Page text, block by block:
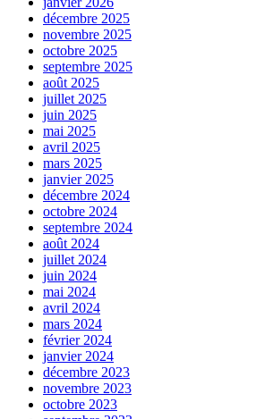
décembre 2025
novembre 2025
octobre 2025
septembre 2025
août 2025
juillet 2025
juin 2025
mai 2025
avril 2025
mars 2025
janvier 2025
décembre 2024
octobre 2024
septembre 2024
août 2024
juillet 2024
juin 2024
mai 2024
avril 2024
mars 2024
février 2024
janvier 2024
décembre 2023
novembre 2023
octobre 2023